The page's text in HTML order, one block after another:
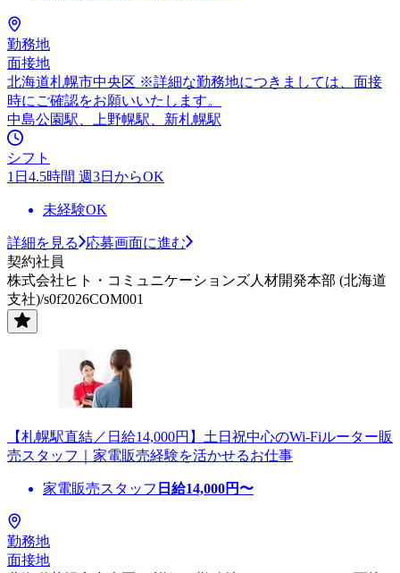
勤務地
面接地
北海道札幌市中央区 ※詳細な勤務地につきましては、面接
時にご確認をお願いいたします。
中島公園駅、上野幌駅、新札幌駅
シフト
1日4.5時間 週3日からOK
未経験OK
詳細を見る
応募画面に進む
契約社員
株式会社ヒト・コミュニケーションズ人材開発本部 (北海道
支社)/s0f2026COM001
【札幌駅直結／日給14,000円】土日祝中心のWi-Fiルーター販
売スタッフ｜家電販売経験を活かせるお仕事
家電販売スタッフ 日給14,000円〜
勤務地
面接地